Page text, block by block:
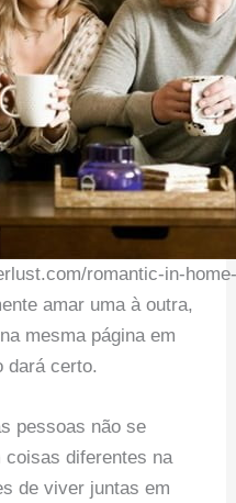
romantic-in-
amar uma à outra,
mesma página em
dará certo.
pessoas não se
coisas diferentes na
de viver juntas em